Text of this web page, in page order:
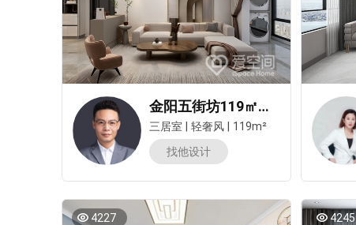
金阳五街坊119㎡三居室轻奢风装修案例
三居室 轻奢风
119m²
找他设计
4227 4245